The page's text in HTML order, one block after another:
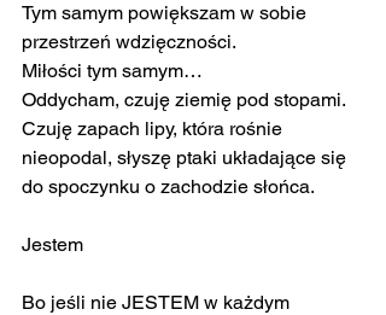
Tym samym powiększam w sobie
przestrzeń wdzięczności.
Miłości tym samym…
Oddycham, czuję ziemię pod stopami.
Czuję zapach lipy, która rośnie
nieopodal, słyszę ptaki układające się
do spoczynku o zachodzie słońca.
Jestem
Bo jeśli nie JESTEM w każdym